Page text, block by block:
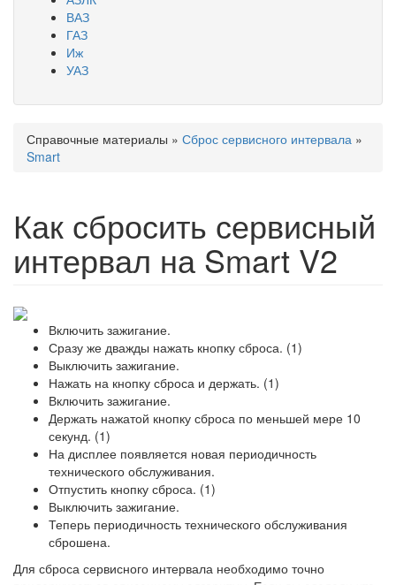
ВАЗ
ГАЗ
Иж
УАЗ
Вы здесь
Справочные материалы » Сброс сервисного интервала »
Smart
Как сбросить сервисный
интервал на Smart V2
Включить зажигание.
Сразу же дважды нажать кнопку сброса. (1)
Выключить зажигание.
Нажать на кнопку сброса и держать. (1)
Включить зажигание.
Держать нажатой кнопку сброса по меньшей мере 10
секунд. (1)
На дисплее появляется новая периодичность
технического обслуживания.
Отпустить кнопку сброса. (1)
Выключить зажигание.
Теперь периодичность технического обслуживания
сброшена.
Для сброса сервисного интервала необходимо точно